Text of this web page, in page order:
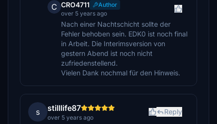
C CRO4711
Author
over 5 years ago
Nach einer Nachtschicht sollte der
Fehler behoben sein. EDK0 ist noch final
in Arbeit. Die Interimsversion von
gestern Abend ist noch nicht
zufriedenstellend.
Vielen Dank nochmal für den Hinweis.
s stilllife87
over 5 years ago
Reply